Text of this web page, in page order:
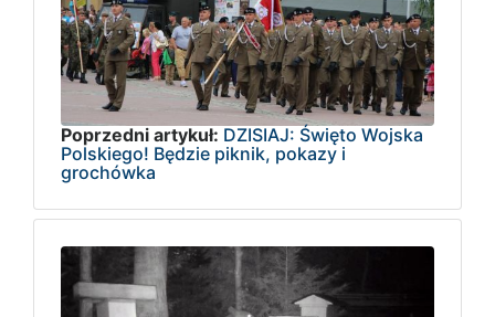
Poprzedni artykuł: DZISIAJ: Święto Wojska
Polskiego! Będzie piknik, pokazy i
grochówka